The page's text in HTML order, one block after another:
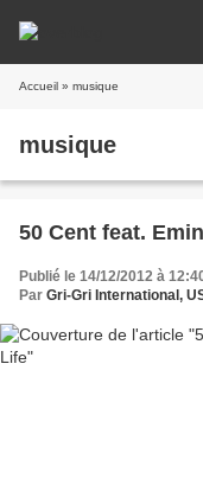
Accueil » musique
musique
50 Cent feat.
Publié le 14/12/2012 à
Par Gri-Gri International, USA, HIP